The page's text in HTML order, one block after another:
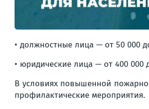
• должностные лица — от 50 000
• юридические лица — от 400 000
В условиях повышенной
профилактические мероприятия.